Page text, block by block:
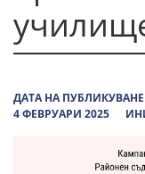
ДАТА НА
4 ФЕВРУАРИ 2025